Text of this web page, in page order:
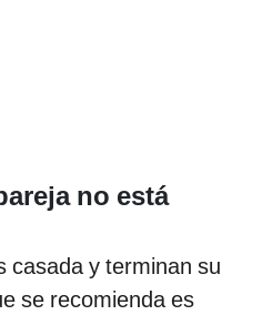
no está
casada y terminan su
se recomienda es